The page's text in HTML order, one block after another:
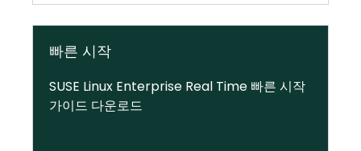
빠른 시작
SUSE Linux Enterprise Real Time 빠른 시작
가이드 다운로드